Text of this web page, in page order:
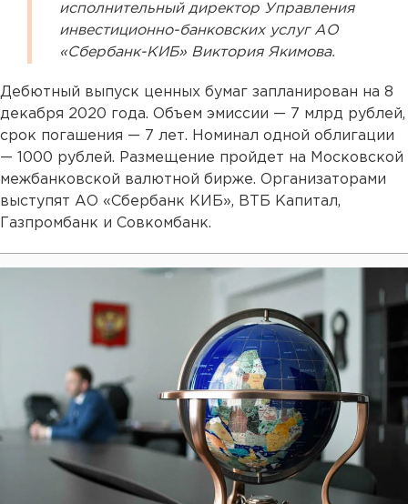
исполнительный директор Управления
инвестиционно-банковских услуг АО
«Сбербанк-КИБ» Виктория Якимова.
Дебютный выпуск ценных бумаг запланирован на 8
декабря 2020 года. Объем эмиссии — 7 млрд рублей,
срок погашения — 7 лет. Номинал одной облигации
— 1000 рублей. Размещение пройдет на Московской
межбанковской валютной бирже. Организаторами
выступят АО «Сбербанк КИБ», ВТБ Капитал,
Газпромбанк и Совкомбанк.